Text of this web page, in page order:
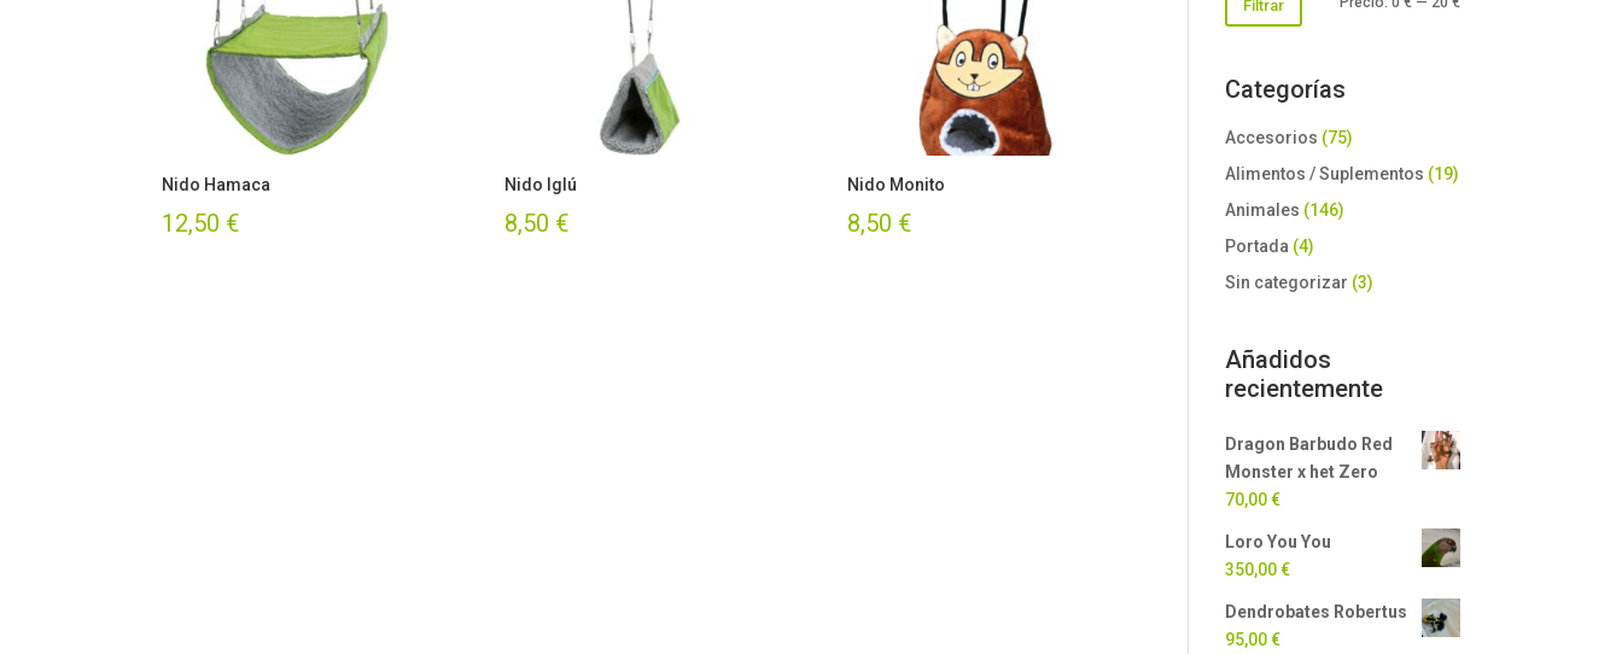
Nido Hamaca
12,50 €
Nido Iglú
8,50 €
Nido Monito
8,50 €
Filtrar
Categorías
Accesorios (75)
Alimentos / Suplementos (19)
Animales (146)
Portada (4)
Sin categorizar (3)
Añadidos
recientemente
Dragon Barbudo Red
Monster x het Zero
70,00€
Loro You You
350,00€
Dendrobates Robertus
95,00€